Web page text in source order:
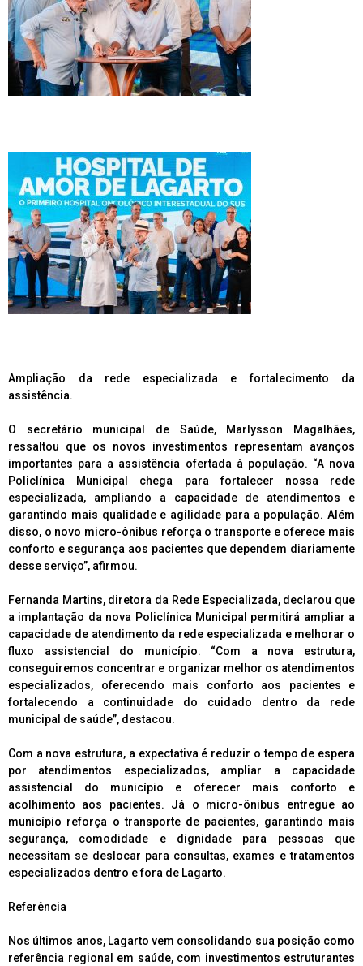
Ampliação da rede especializada e fortalecimento da
assistência.
O secretário municipal de Saúde, Marlysson Magalhães,
ressaltou que os novos investimentos representam avanços
importantes para a assistência ofertada à população. “A nova
Policlínica Municipal chega para fortalecer nossa rede
especializada, ampliando a capacidade de atendimentos e
garantindo mais qualidade e agilidade para a população. Além
disso, o novo micro-ônibus reforça o transporte e oferece mais
conforto e segurança aos pacientes que dependem diariamente
desse serviço”, afirmou.
Fernanda Martins, diretora da Rede Especializada, declarou que
a implantação da nova Policlínica Municipal permitirá ampliar a
capacidade de atendimento da rede especializada e melhorar o
fluxo assistencial do município. “Com a nova estrutura,
conseguiremos concentrar e organizar melhor os atendimentos
especializados, oferecendo mais conforto aos pacientes e
fortalecendo a continuidade do cuidado dentro da rede
municipal de saúde”, destacou.
Com a nova estrutura, a expectativa é reduzir o tempo de espera
por atendimentos especializados, ampliar a capacidade
assistencial do município e oferecer mais conforto e
acolhimento aos pacientes. Já o micro-ônibus entregue ao
município reforça o transporte de pacientes, garantindo mais
segurança, comodidade e dignidade para pessoas que
necessitam se deslocar para consultas, exames e tratamentos
especializados dentro e fora de Lagarto.
Referência
Nos últimos anos, Lagarto vem consolidando sua posição como
referência regional em saúde, com investimentos estruturantes